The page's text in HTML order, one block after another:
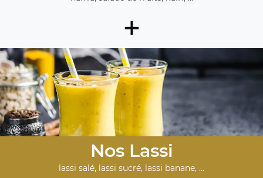
+
Nos Lassi
lassi salé, lassi sucré, lassi banane, ...